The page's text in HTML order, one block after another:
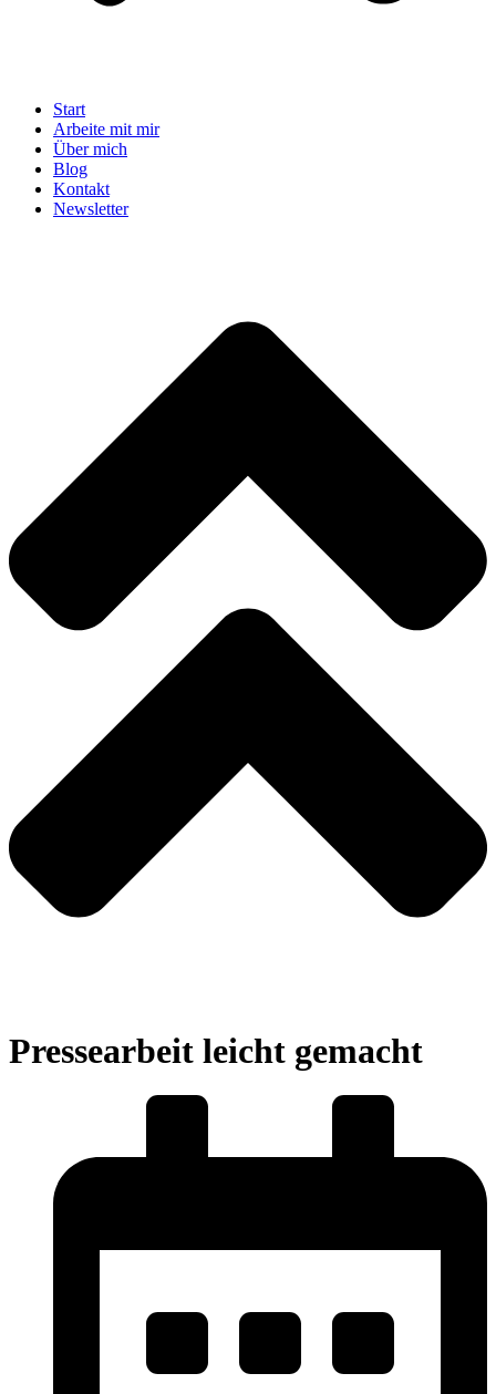
Start
Arbeite mit mir
Über mich
Blog
Kontakt
Newsletter
Pressearbeit leicht gemacht